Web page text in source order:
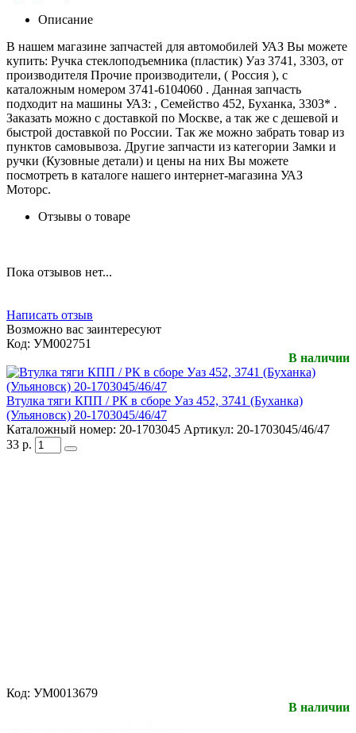
Описание
В нашем магазине запчастей для автомобилей УАЗ Вы можете
купить: Ручка стеклоподъемника (пластик) Уаз 3741, 3303, от
производителя Прочие производители, ( Россия ), с
каталожным номером 3741-6104060 . Данная запчасть
подходит на машины УАЗ: , Семейство 452, Буханка, 3303* .
Заказать можно с доставкой по Москве, а так же с дешевой и
быстрой доставкой по России. Так же можно забрать товар из
пунктов самовывоза. Другие запчасти из категории Замки и
ручки (Кузовные детали) и цены на них Вы можете
посмотреть в каталоге нашего интернет-магазина УАЗ
Моторс.
Отзывы о товаре
Пока отзывов нет...
Написать отзыв
Возможно вас заинтересуют
Код: УМ002751
В наличии
Втулка тяги КПП / РК в сборе Уаз 452, 3741 (Буханка)
(Ульяновск) 20-1703045/46/47
Каталожный номер: 20-1703045 Артикул: 20-1703045/46/47
33 р.
Код: УМ0013679
В наличии